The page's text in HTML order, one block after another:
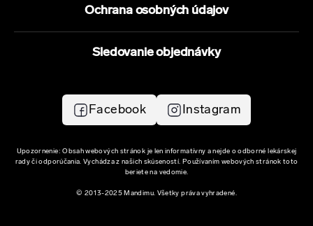
Ochrana osobných údajov
Sledovanie objednávky
Facebook Instagram
Upozornenie: Obsah webových stránok je len informatívny a nejde o odborné lekárskej
rady či odporúčania. Vychádza z našich skúseností. Používaním webových stránok toto
beriete na vedomie.
© 2013-2025 Mandimu. Všetky práva vyhradené.